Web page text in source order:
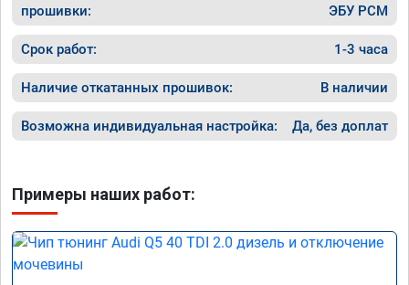
прошивки:
ЭБУ PCM
Срок работ: 1-3 часа
Наличие откатанных прошивок: В наличии
Возможна индивидуальная настройка: Да, без доплат
Примеры наших работ: